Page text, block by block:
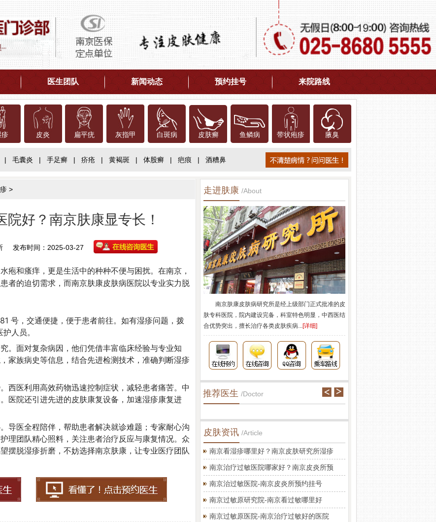
医生团队 新闻动态 预约挂号 来院路线
疹 皮炎 扁平疣 灰指甲 白斑病 皮肤癣 鱼鳞病 带状疱疹 腋臭
| 毛囊炎 | 手足癣 | 疥疮 | 黄褐斑 | 体股癣 | 疤痕 | 酒糟鼻
>
院好？南京肤康显专长！
发布时间：2025-03-27
疱和瘙痒，更是生活中的种种不便与困扰。在南京，
者的迫切需求，而南京肤康皮肤病医院以专业实力脱
号，交通便捷，便于患者前往。如有湿疹问题，拨
人员。
。面对复杂病因，他们凭借丰富临床经验与专业知
家族病史等信息，结合先进检测技术，准确判断湿疹
西医利用高效药物迅速控制症状，减轻患者痛苦。中
医院还引进先进的皮肤康复设备，加速湿疹康复进
导医全程陪伴，帮助患者解决就诊难题；专家耐心沟
理团队精心照料，关注患者治疗反应与康复情况。众
摆脱湿疹折磨，不妨选择南京肤康，让专业医疗团队
走进肤康 /About
南京肤康皮肤病研究所是经上级部门正式批准的皮
肤专科医院，院内建设完备，科室特色明显，中西医结
合优势突出，擅长治疗各类皮肤疾病...[详细]
推荐医生 /Doctor
皮肤资讯 /Article
南京看湿疹哪里好？南京皮肤研究所湿疹
南京治疗过敏医院哪家好？南京皮炎所预
南京治过敏医院-南京皮炎所预约挂号
南京过敏原研究院-南京看过敏哪里好
南京过敏原医院-南京治疗过敏好的医院